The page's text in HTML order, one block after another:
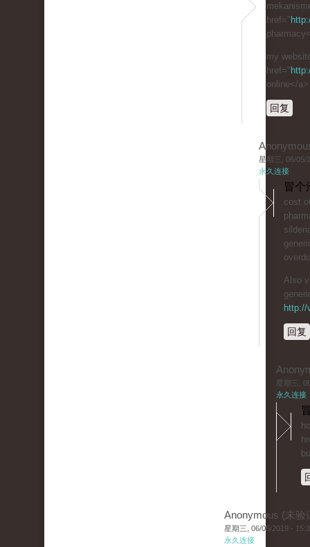
href="
my
href="
online</a>
回复
星期三, 06/05/
永久连接
冒个
cost
Also
http://
回复
星期三,
永久连接
Anonymous (未验
星期三, 06/05/2019 -
永久连接